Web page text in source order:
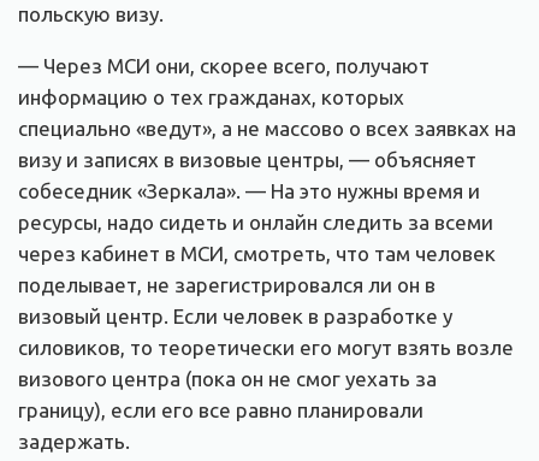
польскую визу.
— Через МСИ они, скорее всего, получают
информацию о тех гражданах, которых
специально «ведут», а не массово о всех заявках на
визу и записях в визовые центры, — объясняет
собеседник «Зеркала». — На это нужны время и
ресурсы, надо сидеть и онлайн следить за всеми
через кабинет в МСИ, смотреть, что там человек
поделывает, не зарегистрировался ли он в
визовый центр. Если человек в разработке у
силовиков, то теоретически его могут взять возле
визового центра (пока он не смог уехать за
границу), если его все равно планировали
задержать.